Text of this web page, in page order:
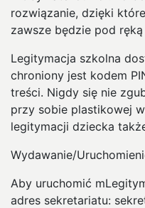
rozwiązanie, dzięki
zawsze będzie pod
Legitymacja szkolna
chroniony jest kodem
treści. Nigdy się nie
przy sobie plastikowej
legitymacji dziecka
Wydawanie/
Aby uruchomić
adres sekretariatu: